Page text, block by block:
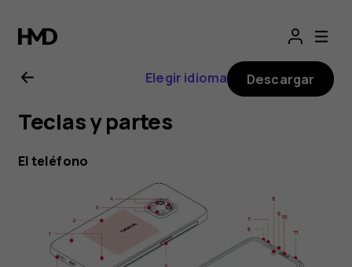
Guía
del
usuario
de
Nokia
XR20
Elegir idioma Descargar
Teclas y partes
El teléfono